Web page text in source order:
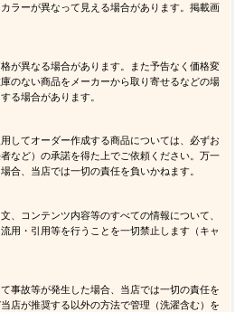
ラーが異なって見える場合があります。掲載画
が異なる場合があります。また予告なく価格変
のない商品をメーカーから取り寄せるなどの場
る場合があります。
してオーダー作成する商品については、必ずお
など）の承諾を得た上でご依頼ください。万一
合、当店では一切の責任を負いかねます。
、コンテンツ内容等のすべての情報について、
用・引用等を行うことを一切禁止します（キャ
事故等が発生した場合、当店では一切の責任を
店が推奨する以外の方法で管理（洗濯含む）を